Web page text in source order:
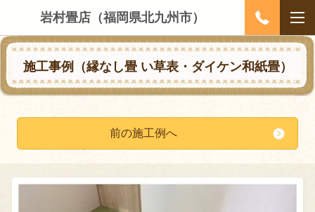
岩村畳店（福岡県北九州市）
施工事例（縁なし畳 い草表・ダイケン和紙畳）
前の施工例へ